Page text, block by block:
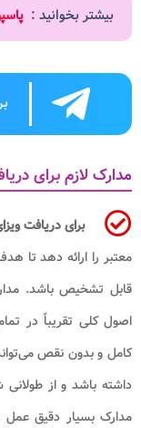
بیشتر بخوانید :
مدارک لازم برای
برای دریافت
معتبر را ارائه دهد تا
قابل‌ تشخیص باشد.
اصول کلی تقریباً در
کامل و بدون نقص
داشته باشد و از
مدارک بسیار دقیق